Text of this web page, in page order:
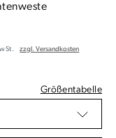
zzgl. Versandkosten
Größentabelle